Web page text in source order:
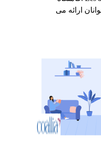
ارائه می